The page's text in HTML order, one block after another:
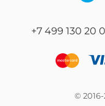
+7 499 130 20
©